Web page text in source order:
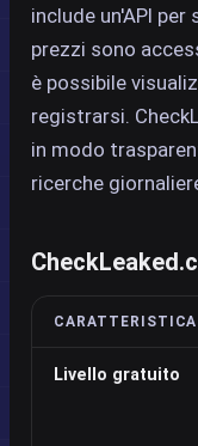
include un'API
prezzi sono
è possibile
registrarsi.
in modo
ricerche
CARATTERISTICA
Livello gratuito